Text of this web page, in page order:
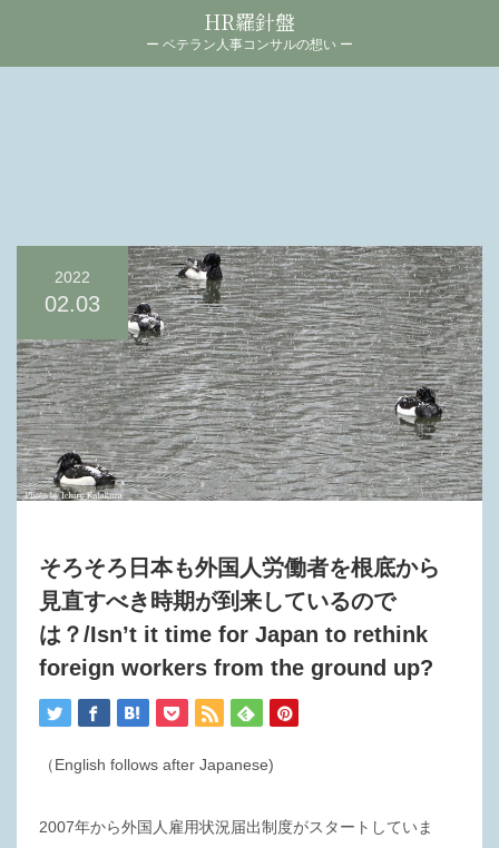
HR羅針盤
ー ベテラン人事コンサルの想い ー
2022
02.03
そろそろ日本も外国人労働者を根底から
見直すべき時期が到来しているので
は？/Isn’t it time for Japan to rethink
foreign workers from the ground up?
（English follows after Japanese)
2007年から外国人雇用状況届出制度がスタートしていま